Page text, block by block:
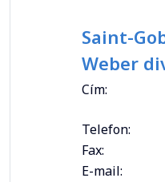
Saint-
Weber
Cím:
Telefon:
Fax:
E-mail: